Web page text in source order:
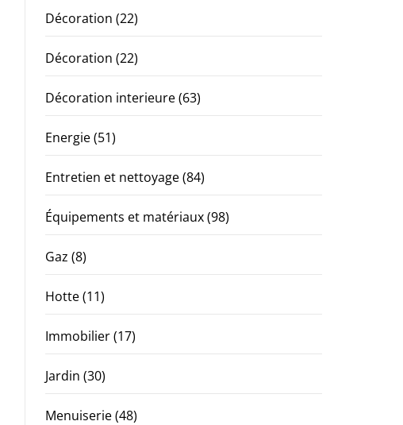
Décoration (22)
Décoration (22)
Décoration interieure(63)
Energie(51)
Entretien et nettoyage(84)
Équipements et matériaux(98)
Gaz (8)
Hotte(11)
Immobilier(17)
Jardin (30)
Menuiserie(48)